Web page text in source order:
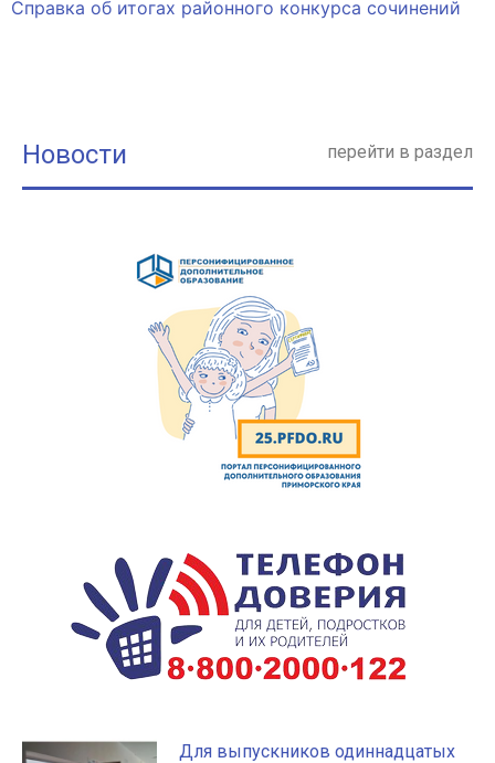
Справка об итогах районного конкурса сочинений
Новости перейти в раздел
Для выпускников одиннадцатых